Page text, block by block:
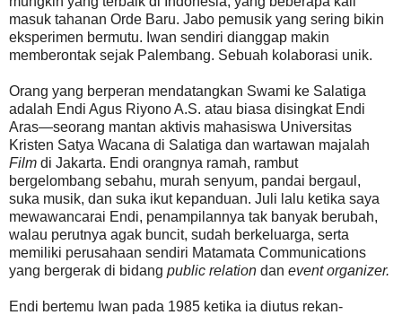
masuk tahanan Orde Baru. Jabo pemusik yang sering bikin
eksperimen bermutu. Iwan sendiri dianggap makin
memberontak sejak Palembang. Sebuah kolaborasi unik.
Orang yang berperan mendatangkan Swami ke Salatiga
adalah Endi Agus Riyono A.S. atau biasa disingkat Endi
Aras—seorang mantan aktivis mahasiswa Universitas
Kristen Satya Wacana di Salatiga dan wartawan majalah
Film di Jakarta. Endi orangnya ramah, rambut
bergelombang sebahu, murah senyum, pandai bergaul,
suka musik, dan suka ikut kepanduan. Juli lalu ketika saya
mewawancarai Endi, penampilannya tak banyak berubah,
walau perutnya agak buncit, sudah berkeluarga, serta
memiliki perusahaan sendiri Matamata Communications
yang bergerak di bidang public relation dan event organizer.
Endi bertemu Iwan pada 1985 ketika ia diutus rekan-